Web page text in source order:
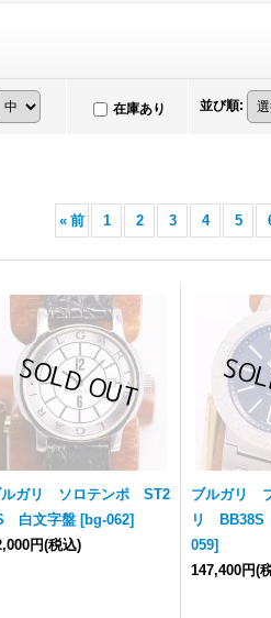
在庫あり 並び順:
« 前 1 2 3 4 5
ルガリ ソロテンポ ST2
白文字盤 [bg-062]
円(税込)
ブルガリ
リ BB38S
059]
147,400円(